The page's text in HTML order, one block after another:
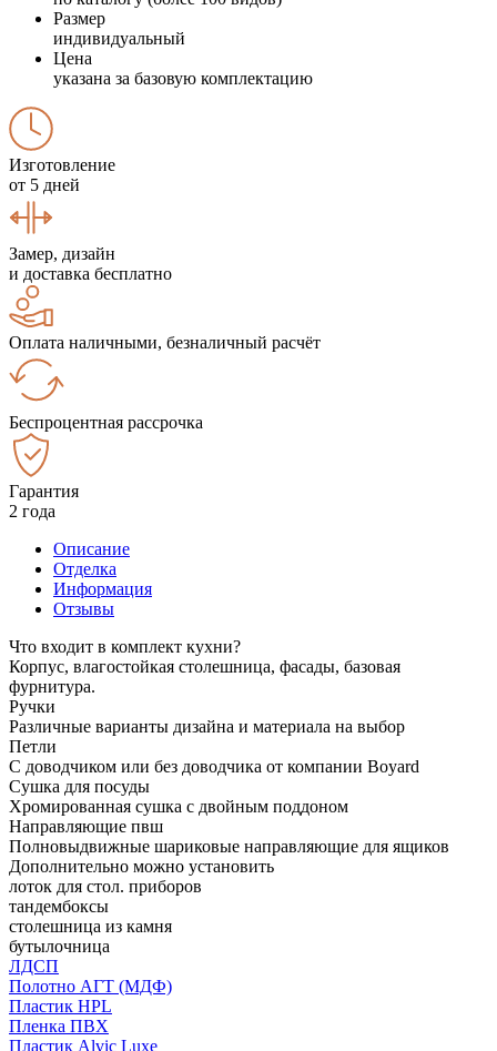
Размер
индивидуальный
Цена
указана за базовую комплектацию
Изготовление
от 5 дней
Замер, дизайн
и доставка бесплатно
Оплата наличными, безналичный расчёт
Беспроцентная рассрочка
Гарантия
2 года
Описание
Отделка
Информация
Отзывы
Что входит в комплект кухни?
Корпус, влагостойкая столешница, фасады, базовая
фурнитура.
Ручки
Различные варианты дизайна и материала на выбор
Петли
С доводчиком или без доводчика от компании Boyard
Сушка для посуды
Хромированная сушка с двойным поддоном
Направляющие пвш
Полновыдвижные шариковые направляющие для ящиков
Дополнительно можно установить
лоток для стол. приборов
тандембоксы
столешница из камня
бутылочница
ЛДСП
Полотно АГТ (МДФ)
Пластик HPL
Пленка ПВХ
Пластик Alvic Luxe